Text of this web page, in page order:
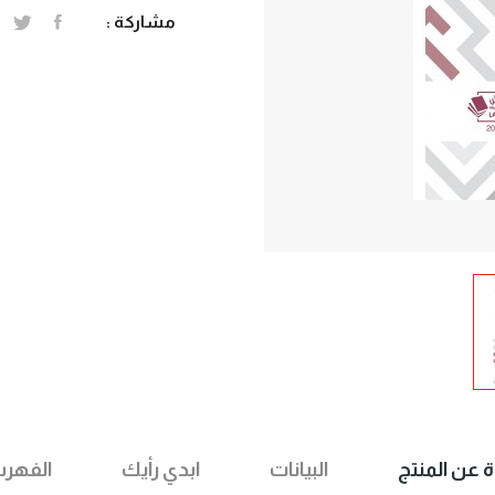
مشاركة :
عن المنتج البيانات ابدي رأيك